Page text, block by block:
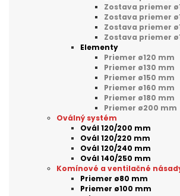
Zostava priemer
Zostava priemer
Zostava priemer
Zostava priemer
Elementy
Priemer ø120 mm
Priemer ø130 mm
Priemer ø150 mm
Priemer ø160 mm
Priemer ø180 mm
Priemer ø200 mm
Oválný systém
Ovál 120/200 mm
Ovál 120/220 mm
Ovál 120/240 mm
Ovál 140/250 mm
Komínové a ventilačné
Priemer ø80 mm
Priemer ø100 mm